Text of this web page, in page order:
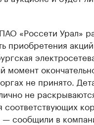
«Россети Урал»
приобретения
момент
не принято.
не
соответствующих
сообщили в